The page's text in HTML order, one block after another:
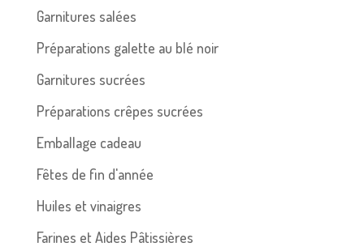
Garnitures salées
Préparations galette au blé noir
Garnitures sucrées
Préparations crêpes sucrées
Emballage cadeau
Fêtes de fin d'année
Huiles et vinaigres
Farines et Aides Pâtissières